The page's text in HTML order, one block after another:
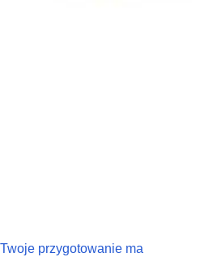
przygotowanie ma